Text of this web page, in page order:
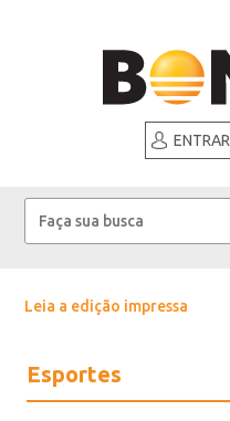
ENTRAR
Leia a edição impressa
Esportes